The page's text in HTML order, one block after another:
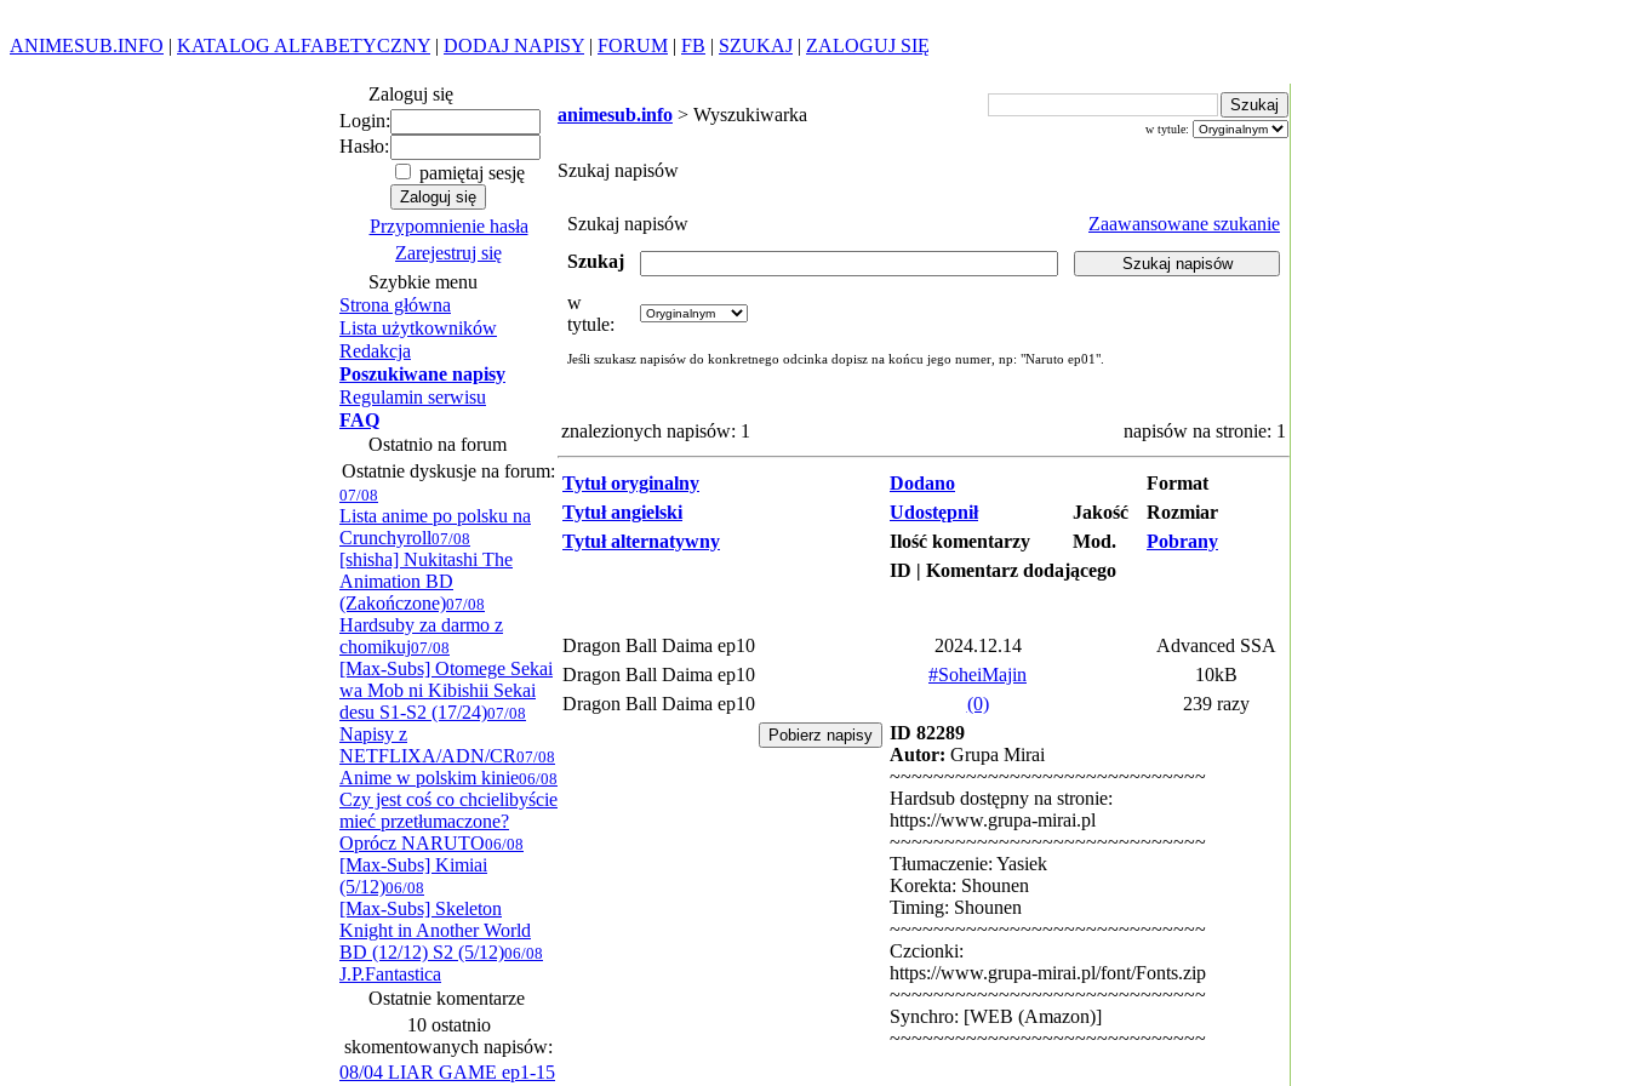
ANIMESUB.INFO | KATALOG ALFABETYCZNY | DODAJ NAPISY | FORUM | FB | SZUKAJ | ZALOGUJ SIĘ
Zaloguj się
Login:
Hasło:
pamiętaj sesję
Przypomnienie hasła
Zarejestruj się
Szybkie menu
Strona główna
Lista użytkowników
Redakcja
Poszukiwane napisy
Regulamin serwisu
FAQ
Ostatnio na forum
Ostatnie dyskusje na forum:
07/08
Lista anime po polsku na
Crunchyroll07/08
[shisha] Nukitashi The
Animation BD
(Zakończone)07/08
Hardsuby za darmo z
chomikuj07/08
[Max-Subs] Otomege Sekai
wa Mob ni Kibishii Sekai
desu S1-S2 (17/24)07/08
Napisy z
NETFLIXA/ADN/CR07/08
Anime w polskim kinie06/08
Czy jest coś co chcielibyście
mieć przetłumaczone?
Oprócz NARUTO06/08
[Max-Subs] Kimiai
(5/12)06/08
[Max-Subs] Skeleton
Knight in Another World
BD (12/12) S2 (5/12)06/08
J.P.Fantastica
Ostatnie komentarze
10 ostatnio
skomentowanych napisów:
08/04 LIAR GAME ep1-15
animesub.info > Wyszukiwarka
w tytule:
Szukaj napisów
Szukaj napisów
Zaawansowane szukanie
Szukaj
w
tytule:
Jeśli szukasz napisów do konkretnego odcinka dopisz na końcu jego numer, np: "Naruto ep01".
znalezionych napisów: 1 napisów na stronie: 1
Tytuł oryginalny Dodano
Format
Tytuł angielski
Udostępnił Jakość
Rozmiar
Tytuł alternatywny
Ilość komentarzy Mod.
Pobrany
ID | Komentarz dodającego
Dragon Ball Daima ep10 2024.12.14
Advanced SSA
Dragon Ball Daima ep10
#SoheiMajin
10kB
Dragon Ball Daima ep10
(0)
239 razy
ID 82289
Autor: Grupa Mirai
~~~~~~~~~~~~~~~~~~~~~~~~~~~~~
Hardsub dostępny na stronie:
https://www.grupa-mirai.pl
~~~~~~~~~~~~~~~~~~~~~~~~~~~~~
Tłumaczenie: Yasiek
Korekta: Shounen
Timing: Shounen
~~~~~~~~~~~~~~~~~~~~~~~~~~~~~
Czcionki:
https://www.grupa-mirai.pl/font/Fonts.zip
~~~~~~~~~~~~~~~~~~~~~~~~~~~~~
Synchro: [WEB (Amazon)]
~~~~~~~~~~~~~~~~~~~~~~~~~~~~~